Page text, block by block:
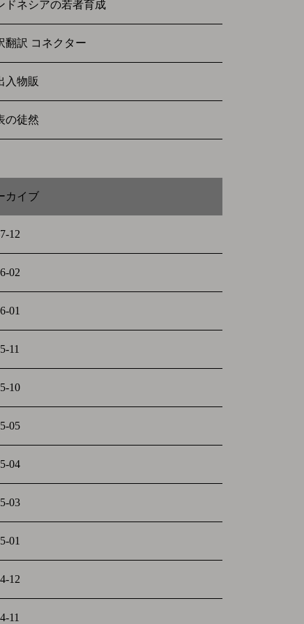
ドネシアの若者育成
翻訳 コネクター
入物販
の徒然
カイブ
12
02
01
11
10
05
04
03
01
12
11